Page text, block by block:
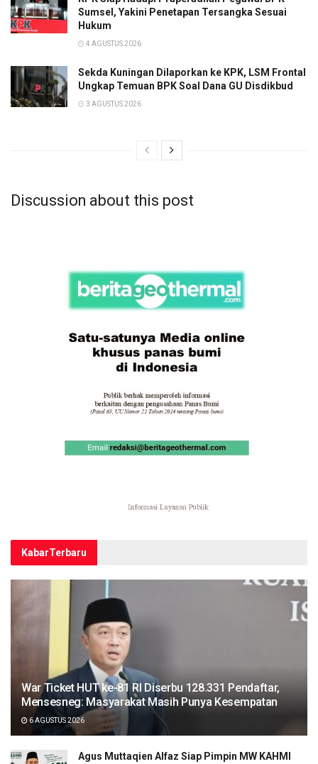
Sumsel, Yakini Penetapan Tersangka Sesuai
Hukum
4 AGUSTUS 2026
Sekda Kuningan Dilaporkan ke KPK, LSM Frontal
Ungkap Temuan BPK Soal Dana GU Disdikbud
3 AGUSTUS 2026
Discussion about this post
KabarTerbaru
War Ticket HUT ke-81 RI Diserbu 128.331 Pendaftar,
Mensesneg: Masyarakat Masih Punya Kesempatan
6 AGUSTUS 2026
Agus Muttaqien Alfaz Siap Pimpin MW KAHMI